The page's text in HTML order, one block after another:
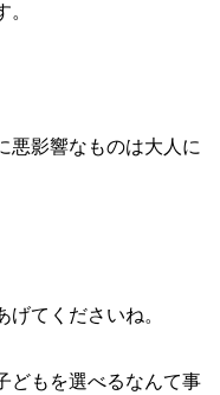
悪影響なものは大人に
てくださいね。
どもを選べるなんて事